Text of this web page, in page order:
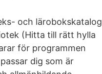
och lärobokskatalog
(Hitta till rätt hylla
för programmen
dig som är